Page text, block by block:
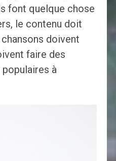
font quelque chose
le contenu doit
doivent
faire des
à